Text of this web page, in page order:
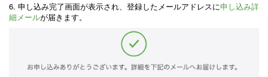
6. 申し込み完了画面が表示され、 登録したメールアドレスに申し込み詳
細メールが届きます。